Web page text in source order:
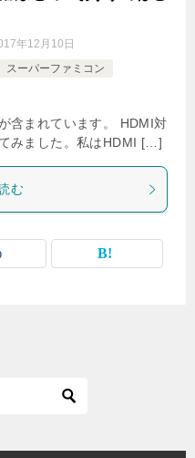
年12月10日
スーパーファミコン
含まれています。 HDMI対
みました。私はHDMI […]
む